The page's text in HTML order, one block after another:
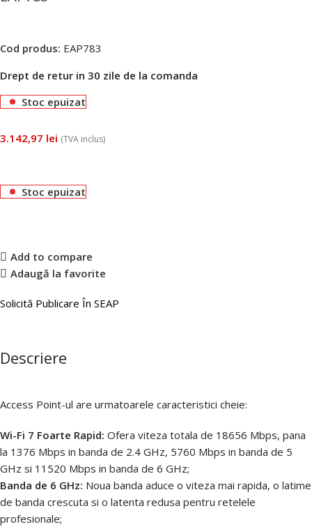
Cod produs: EAP783
Drept de retur in 30 zile de la comanda
Stoc epuizat
3.142,97 lei (TVA inclus)
Stoc epuizat
Add to compare
Adaugă la favorite
Solicită Publicare În SEAP
Descriere
Access Point-ul are urmatoarele caracteristici cheie:
Wi-Fi 7 Foarte Rapid: Ofera viteza totala de 18656 Mbps, pana
la 1376 Mbps in banda de 2.4 GHz, 5760 Mbps in banda de 5
GHz si 11520 Mbps in banda de 6 GHz;
Banda de 6 GHz: Noua banda aduce o viteza mai rapida, o latime
de banda crescuta si o latenta redusa pentru retelele
profesionale;